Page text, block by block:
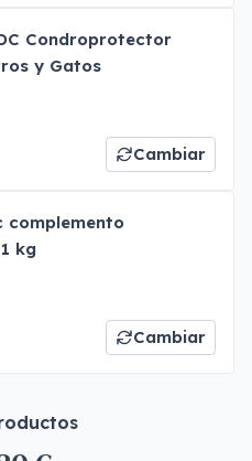
Condroprotector
y Gatos
Cambiar
complemento
kg
Cambiar